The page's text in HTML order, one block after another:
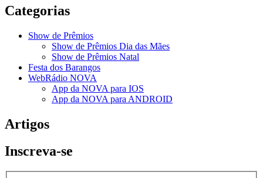
Categorias
Show de Prêmios
Show de Prêmios Dia das Mães
Show de Prêmios Natal
Festa dos Barangos
WebRádio NOVA
App da NOVA para IOS
App da NOVA para ANDROID
Artigos
Inscreva-se